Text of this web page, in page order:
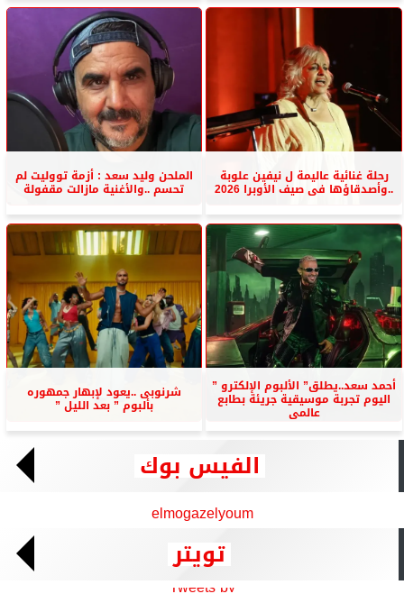
رحلة غنائية عاليمة ل نيفين علوبة
..وأصدقاؤها فى صيف الأوبرا 2026
الملحن وليد سعد : أزمة تووليت لم
تحسم ..والأغنية مازالت مقفولة
أحمد سعد..يطلق” الألبوم الإلكترو ”
اليوم تجربة موسيقية جريئة بطابع
عالمى
شرنوبى ..يعود لإبهار جمهوره
بألبوم ” بعد الليل ”
الفيس بوك
elmogazelyoum
تويتر
Tweets by